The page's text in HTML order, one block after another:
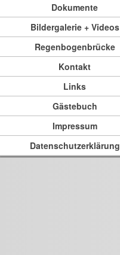
Dokumente
Bildergalerie + Videos
Regenbogenbrücke
Kontakt
Links
Gästebuch
Impressum
Datenschutzerklärung